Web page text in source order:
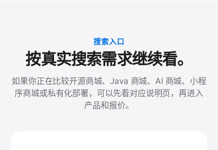
搜索入口
按真实搜索需求继续看。
如果你正在比较开源商城、Java 商城、AI 商城、小程
序商城或私有化部署，可以先看对应说明页，再进入
产品和报价。